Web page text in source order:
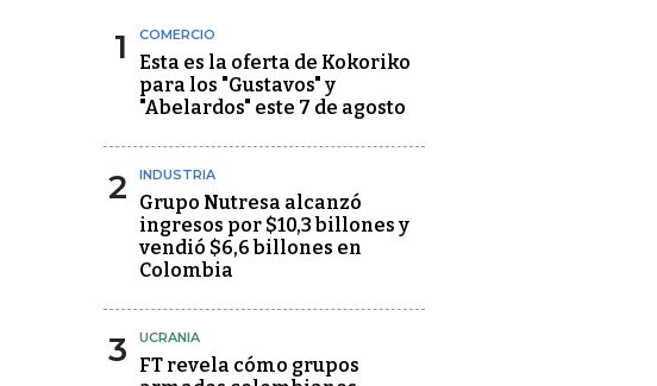
1 COMERCIO
Esta es la oferta de Kokoriko
para los "Gustavos" y
"Abelardos" este 7 de agosto
2 INDUSTRIA
Grupo Nutresa alcanzó
ingresos por $10,3 billones y
vendió $6,6 billones en
Colombia
3 UCRANIA
FT revela cómo grupos